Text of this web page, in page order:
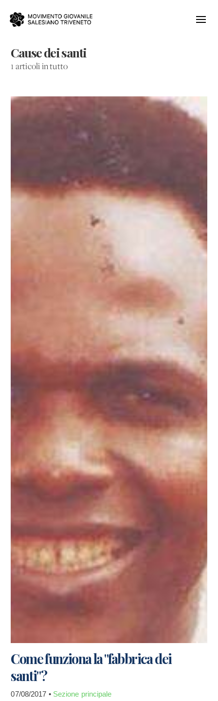
Cause dei santi
1 articoli in tutto
Come funziona la "fabbrica dei
santi"?
07/08/2017 • Sezione principale